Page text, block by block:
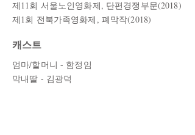
제11회 서울노인영화제, 단편경쟁부문(2018)
제1회 전북가족영화제, 폐막작(2018)
캐스트
엄마/할머니 - 함정임
막내딸 - 김광덕